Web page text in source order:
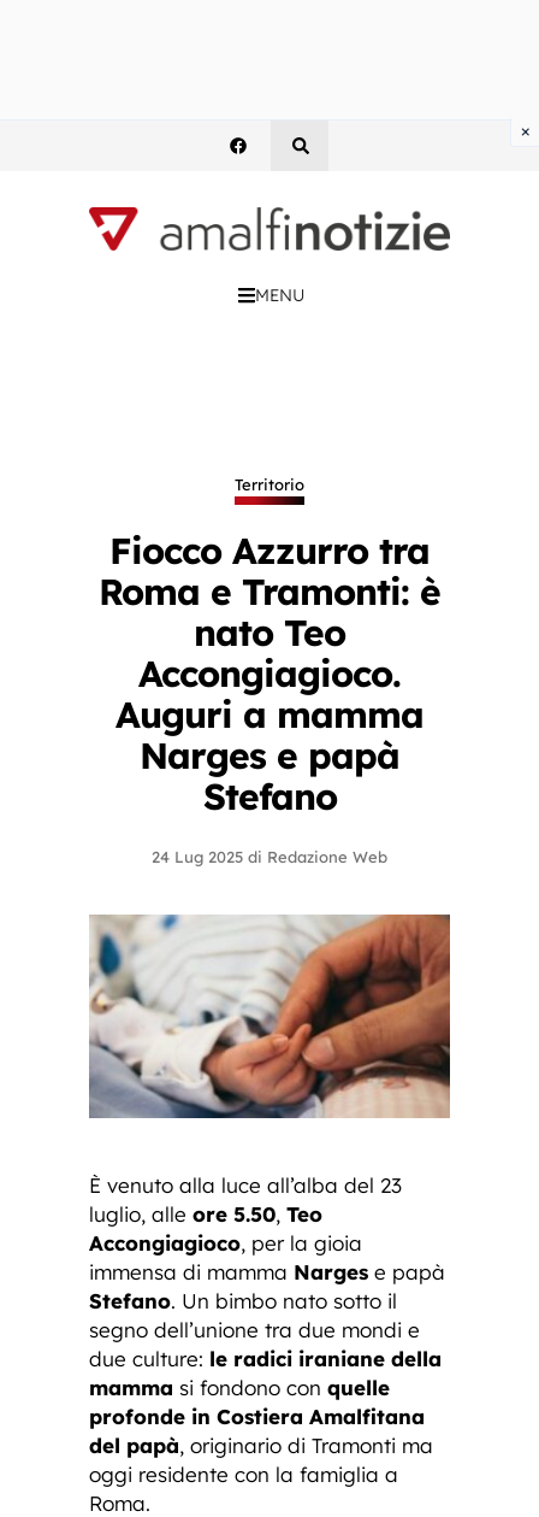
MENU
Territorio
Fiocco Azzurro tra
Roma e Tramonti: è
nato Teo
Accongiagioco.
Auguri a mamma
Narges e papà
Stefano
24 Lug 2025 di Redazione Web
È venuto alla luce all’alba del 23
luglio, alle ore 5.50, Teo
Accongiagioco, per la gioia
immensa di mamma Narges e papà
Stefano. Un bimbo nato sotto il
segno dell’unione tra due mondi e
due culture: le radici iraniane della
mamma si fondono con quelle
profonde in Costiera Amalfitana
del papà, originario di Tramonti ma
oggi residente con la famiglia a
Roma.
×